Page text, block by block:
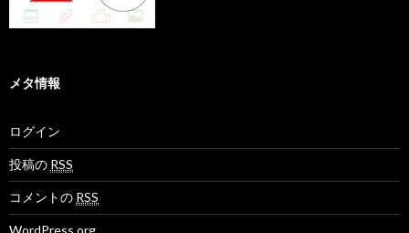
メタ情報
ログイン
投稿の RSS
コメントの RSS
WordPress.org